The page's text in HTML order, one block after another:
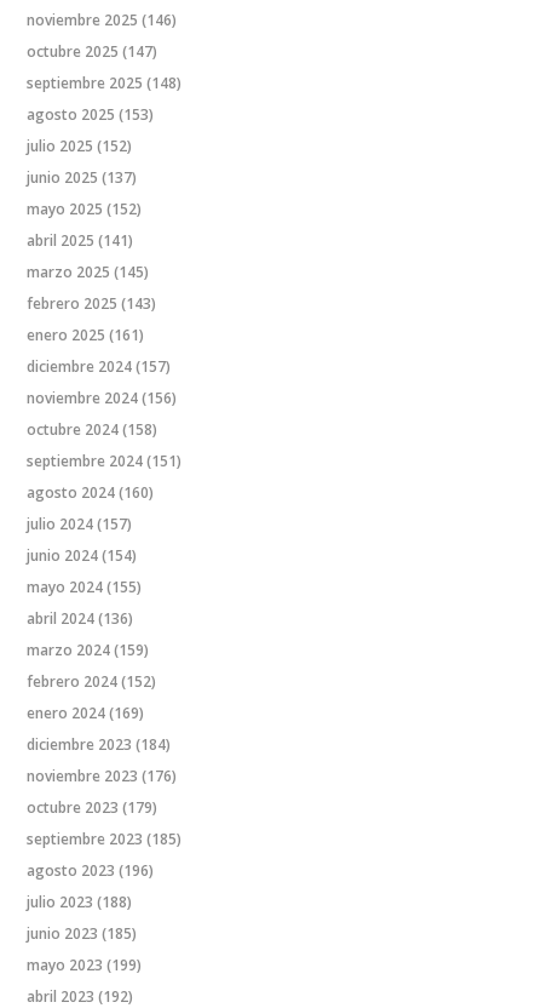
noviembre 2025 (146)
octubre 2025 (147)
septiembre 2025 (148)
agosto 2025 (153)
julio 2025 (152)
junio 2025 (137)
mayo 2025 (152)
abril 2025 (141)
marzo 2025 (145)
febrero 2025 (143)
enero 2025 (161)
diciembre 2024(157)
noviembre 2024(156)
octubre 2024(158)
septiembre 2024(151)
agosto 2024(160)
julio 2024(157)
junio 2024(154)
mayo 2024(155)
abril 2024(136)
marzo 2024(159)
febrero 2024(152)
enero 2024(169)
diciembre 2023 (184)
noviembre 2023 (176)
octubre 2023 (179)
septiembre 2023 (185)
agosto 2023 (196)
julio 2023 (188)
junio 2023 (185)
mayo 2023 (199)
abril 2023 (192)